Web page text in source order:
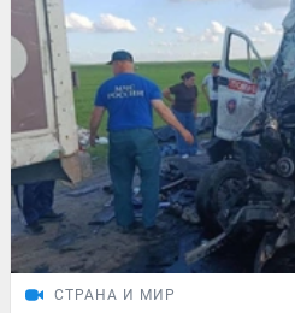
СТРАНА И МИР